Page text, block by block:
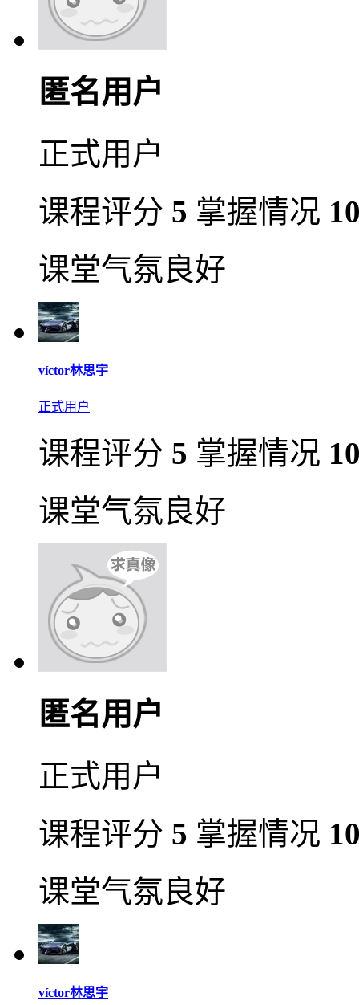
匿名用户
正式用户
课程评分 5 掌握情况
课堂气氛良好
víctor林思宇
正式用户
课程评分 5 掌握情况
课堂气氛良好
匿名用户
正式用户
课程评分 5 掌握情况
课堂气氛良好
víctor林思宇